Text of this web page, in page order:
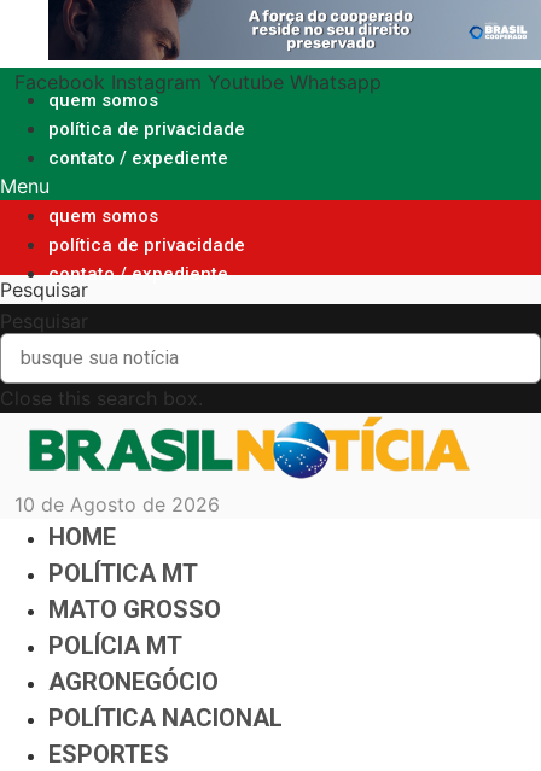
o
conteúdo
Facebook Instagram Youtube Whatsapp
quem somos
política de privacidade
contato / expediente
Menu
quem somos
política de privacidade
contato / expediente
Pesquisar
Pesquisar
Close this search box.
10 de Agosto de 2026
HOME
POLÍTICA MT
MATO GROSSO
POLÍCIA MT
AGRONEGÓCIO
POLÍTICA NACIONAL
ESPORTES